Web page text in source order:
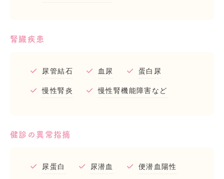
腎臓疾患
尿管結石 血尿 蛋白尿
慢性腎炎 慢性腎機能障害など
健診の異常指摘
尿蛋白 尿潜血 便潜血陽性